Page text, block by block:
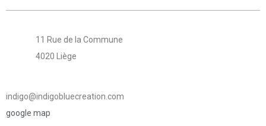
11 Rue de la Commune
4020 Liège
indigo@indigobluecreation.com
google map